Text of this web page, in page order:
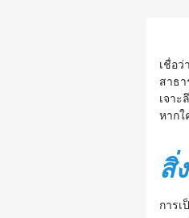
เชื่อ
สาธ
เจา
หากใ
สิ่
การเ